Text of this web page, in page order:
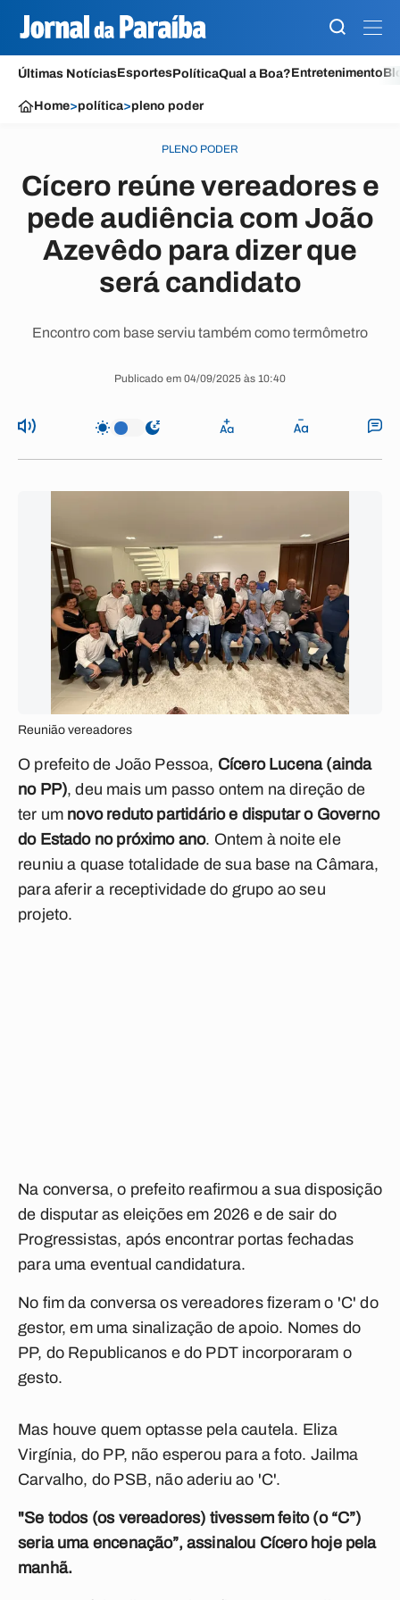
Últimas NotíciasEsportesPolíticaQual a Boa?Entretenimento
Home>política>pleno poder
PLENO PODER
Cícero reúne vereadores e
pede audiência com João
Azevêdo para dizer que
será candidato
Encontro com base serviu também como termômetro
Publicado em 04/09/2025 às 10:40
Reunião vereadores
O prefeito de João Pessoa, Cícero Lucena (ainda
no PP), deu mais um passo ontem na direção de
ter um novo reduto partidário e disputar o Governo
do Estado no próximo ano. Ontem à noite ele
reuniu a quase totalidade de sua base na Câmara,
para aferir a receptividade do grupo ao seu
projeto.
Na conversa, o prefeito reafirmou a sua disposição
de disputar as eleições em 2026 e de sair do
Progressistas, após encontrar portas fechadas
para uma eventual candidatura.
No fim da conversa os vereadores fizeram o 'C' do
gestor, em uma sinalização de apoio. Nomes do
PP, do Republicanos e do PDT incorporaram o
gesto.
Mas houve quem optasse pela cautela. Eliza
Virgínia, do PP, não esperou para a foto. Jailma
Carvalho, do PSB, não aderiu ao 'C'.
"Se todos (os vereadores) tivessem feito (o “C”)
seria uma encenação”, assinalou Cícero hoje pela
manhã.